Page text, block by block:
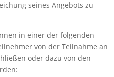
seines Angebots zu
in einer der folgenden
von der Teilnahme an
oder dazu von den